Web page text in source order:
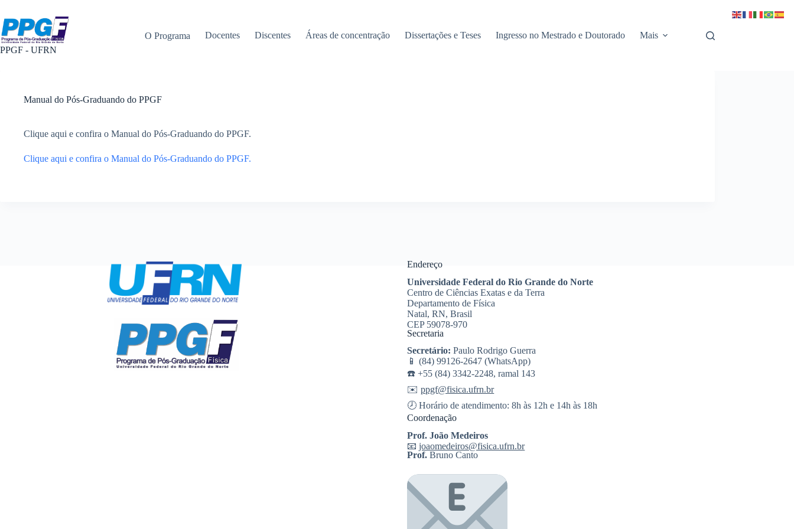
o
conteúdo
PPGF - UFRN
⠀O Programa Docentes Discentes Áreas de concentração Dissertações e Teses Ingresso no Mestrado e Doutorado Mais
Manual do Pós-Graduando do PPGF
Clique aqui e confira o Manual do Pós-Graduando do PPGF.
Clique aqui e confira o Manual do Pós-Graduando do PPGF.
Endereço
Universidade Federal do Rio Grande do Norte
Centro de Ciências Exatas e da Terra
Departamento de Física
Natal, RN, Brasil
CEP 59078-970
Secretaria
Secretário: Paulo Rodrigo Guerra
📱 (84) 99126-2647 (WhatsApp)
☎️ +55 (84) 3342-2248, ramal 143
✉️ppgf@fisica.ufrn.br
🕗 Horário de atendimento: 8h às 12h e 14h às 18h
Coordenação
Prof. João Medeiros
📧joaomedeiros@fisica.ufrn.br
Prof.Bruno Canto